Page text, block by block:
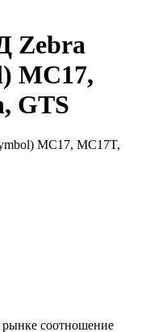
Zebra
MC17,
GTS
MC17, MC17T,
соотношение